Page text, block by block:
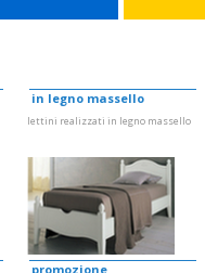
in legno massello
lettini realizzati in legno massello
promozione